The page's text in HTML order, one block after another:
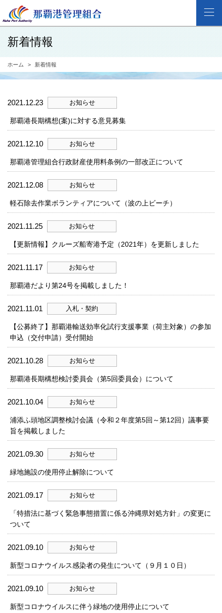
新着情報
ホーム 新着情報
2021.12.23 お知らせ
那覇港長期構想(案)に対する意見募集
2021.12.10 お知らせ
那覇港管理組合行政財産使用料条例の一部改正について
2021.12.08 お知らせ
軽石除去作業ボランティアについて（波の上ビーチ）
2021.11.25 お知らせ
【更新情報】クルーズ船寄港予定（2021年）を更新しました
2021.11.17 お知らせ
那覇港だより第24号を掲載しました！
2021.11.01 入札・契約
【公募終了】那覇港輸送効率化試行支援事業（荷主対象）の参加
申込（交付申請）受付開始
2021.10.28 お知らせ
那覇港長期構想検討委員会（第5回委員会）について
2021.10.04 お知らせ
浦添ふ頭地区調整検討会議（令和２年度第5回～第12回）議事要
旨を掲載しました
2021.09.30 お知らせ
緑地施設の使用停止解除について
2021.09.17 お知らせ
「特措法に基づく緊急事態措置に係る沖縄県対処方針」の変更に
ついて
2021.09.10 お知らせ
新型コロナウイルス感染者の発生について（９月１０日）
2021.09.10 お知らせ
新型コロナウイルスに伴う緑地の使用停止について